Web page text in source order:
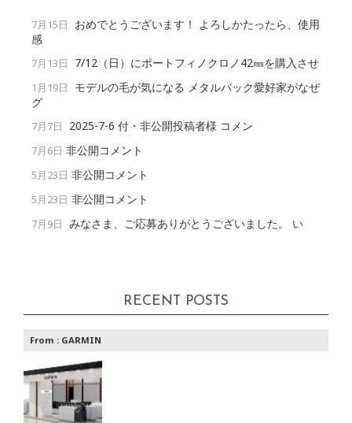
7月15日
おめでとうございます！ よろしかたったら、使用
感
7月13日 7/12（日）にポートフィノクロノ42㎜を購入させ
1月19日
モデルの毛が気になる メタルバック愛好家がなぜ
グ
7月7日 2025-7-6 付・非公開投稿者様 コメン
7月6日 非公開コメント
5月23日 非公開コメント
5月23日 非公開コメント
7月9日 みなさま、ご応募ありがとうございました。 い
RECENT POSTS
From : GARMIN